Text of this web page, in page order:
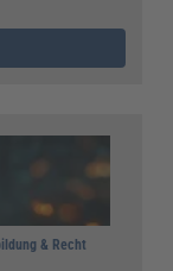
& Recht